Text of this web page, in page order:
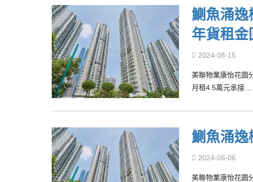
鰂魚涌逸
年貨租金
2024-08-15
美聯物業康怡花園
月租4.5萬元承接…
鰂魚涌逸
2024-05-06
美聯物業康怡花園